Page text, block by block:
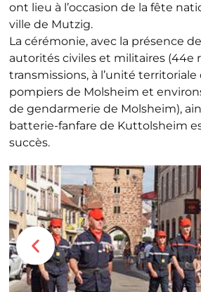
ont lieu à l’occasion de la fête
ville de Mutzig.
La cérémonie, avec la présence
autorités civiles et militaires (44e
transmissions, à l’unité territoriale
pompiers de Molsheim et
de gendarmerie de Molsheim),
batterie-fanfare de Kuttolsheim
succès.